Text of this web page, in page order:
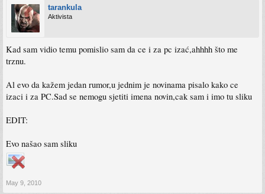
tarankula
Aktivista
Kad sam vidio temu pomislio sam da ce i za pc izać,ahhhh što me
trznu.
Al evo da kažem jedan rumor,u jednim je novinama pisalo kako ce
izaci i za PC.Sad se nemogu sjetiti imena novin,cak sam i imo tu sliku
EDIT:
Evo našao sam sliku
May 9, 2010